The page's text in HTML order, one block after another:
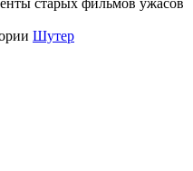
старых фильмов ужасов
Шутер